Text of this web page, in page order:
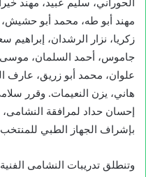
الحوراني، سليم عبيد، مهند
مهند أبو طه، محمد أبو
زكريا، نزار الرشدان، إبراهيم
جاموس، أحمد السلمان،
علوان، محمد أبو زريق، عارف
هاني، يزن النعيمات. وقرر
إحسان حداد لمرافقة
بإشراف الجهاز الطبي
وتنطلق تدريبات النشامى